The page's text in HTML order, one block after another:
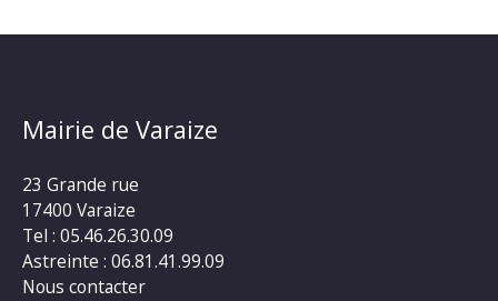
Mairie de Varaize
23 Grande rue
17400 Varaize
Tel : 05.46.26.30.09
Astreinte : 06.81.41.99.09
Nous contacter